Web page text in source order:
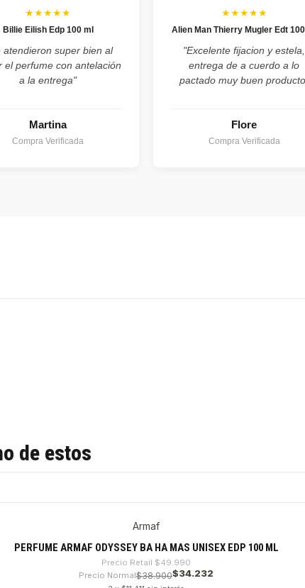
★★★★★
Billie Eilish Edp 100 ml
atendieron super bien al
el perfume con antelación
a la entrega"
Martina
Compra Verificada
★★★★★
Alien Man Thierry Mugler Edt
"Excelente fijacion y estela,
entrega de a cuerdo a lo
pactado muy buen
Flore
Compra Verificada
de estos
Armaf
PERFUME ARMAF ODYSSEY BA HA MAS UNISEX EDP 100 ML
Precio Retail $49.990
Precio Normal$38.900$34.232